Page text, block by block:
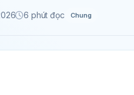
6 phút đọc Chung